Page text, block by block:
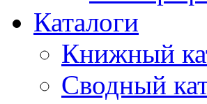
Каталоги
Книжный
Сводный